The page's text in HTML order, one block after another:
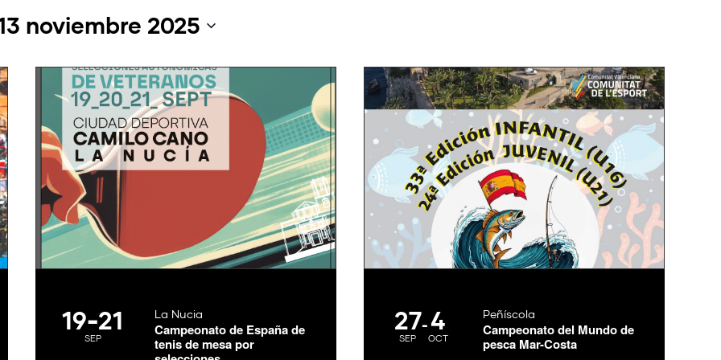
noviembre 2025
19-21
SEP
Campeonato de España de
tenis de mesa por
La Nucia 27
SEP
- 4
OCT
Campeonato del Mundo de
pesca Mar-Costa
Peñíscola